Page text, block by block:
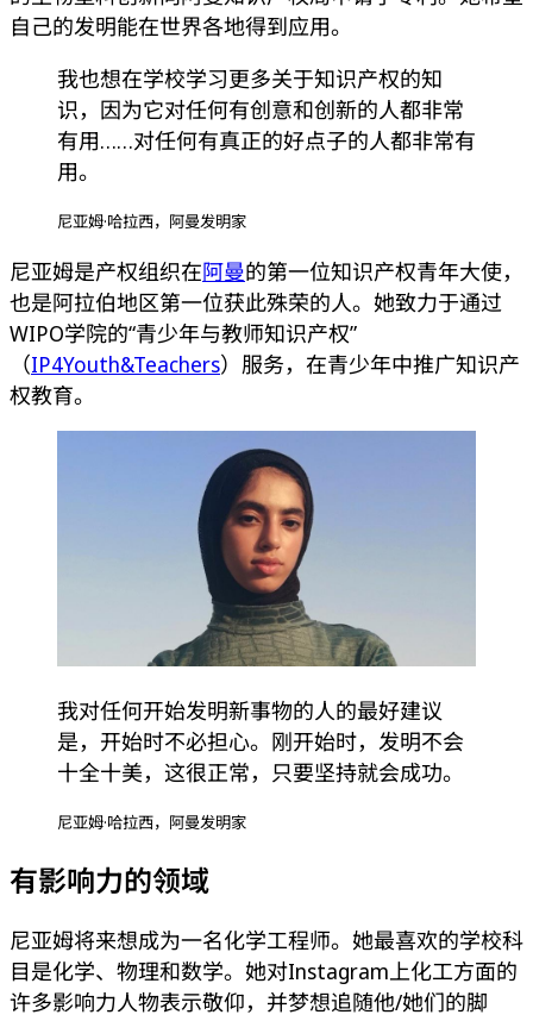
自己的发明能在世界各地得到应用。
我也想在学校学习更多关于知识产权的知
识，因为它对任何有创意和创新的人都非常
有用……对任何有真正的好点子的人都非常有
用。
尼亚姆·哈拉西，阿曼发明家
尼亚姆是产权组织在阿曼的第一位知识产权青年大使，
也是阿拉伯地区第一位获此殊荣的人。她致力于通过
WIPO学院的“青少年与教师知识产权”
（IP4Youth&Teachers）服务，在青少年中推广知识产
权教育。
我对任何开始发明新事物的人的最好建议
是，开始时不必担心。刚开始时，发明不会
十全十美，这很正常，只要坚持就会成功。
尼亚姆·哈拉西，阿曼发明家
有影响力的领域
尼亚姆将来想成为一名化学工程师。她最喜欢的学校科
目是化学、物理和数学。她对Instagram上化工方面的
许多影响力人物表示敬仰，并梦想追随他/她们的脚